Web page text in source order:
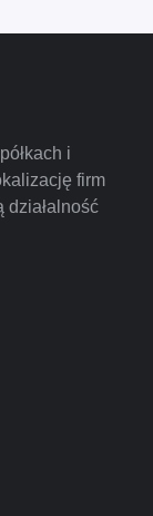
i
firm
działalność